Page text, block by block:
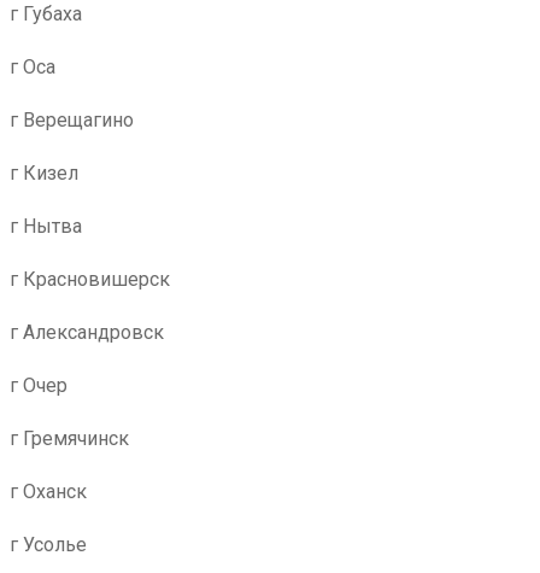
г Губаха
г Оса
г Верещагино
г Кизел
г Нытва
г Красновишерск
г Александровск
г Очер
г Гремячинск
г Оханск
г Усолье